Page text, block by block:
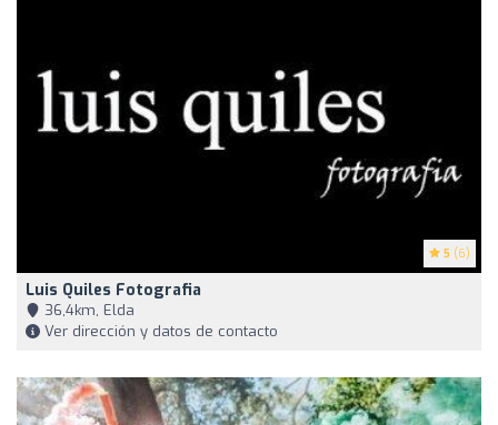
5 (6)
Luis Quiles Fotografia
36,4km, Elda
Ver dirección y datos de contacto